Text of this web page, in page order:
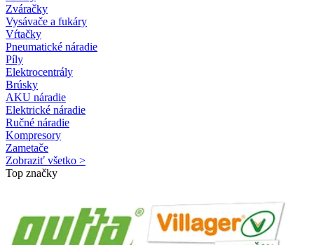
Zváračky
Vysávače a fukáry
Vŕtačky
Pneumatické náradie
Píly
Elektrocentrály
Brúsky
AKU náradie
Elektrické náradie
Ručné náradie
Kompresory
Zametače
Zobraziť všetko >
Top značky